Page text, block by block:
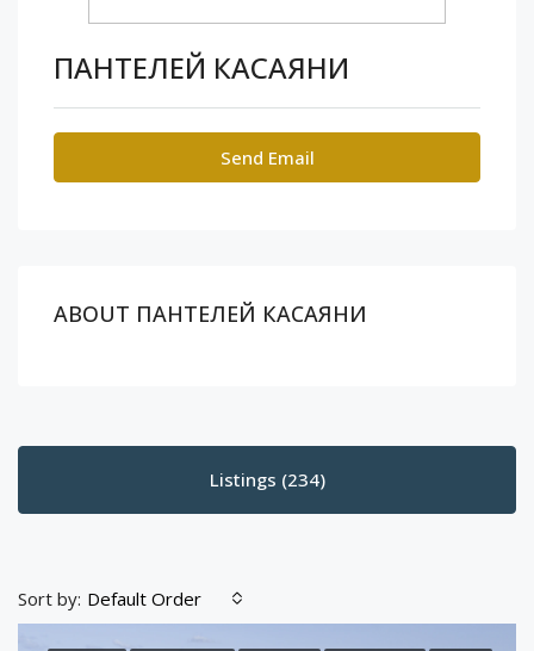
ПАНТЕЛЕЙ КАСАЯНИ
Send Email
ABOUT ПАНТЕЛЕЙ КАСАЯНИ
Listings (234)
Sort by: Default Order